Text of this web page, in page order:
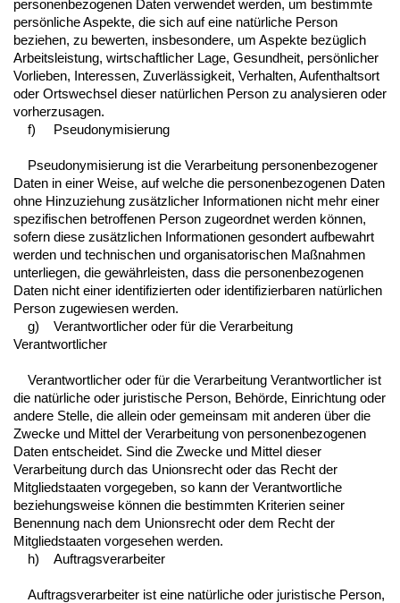
personenbezogenen Daten verwendet werden, um bestimmte
persönliche Aspekte, die sich auf eine natürliche Person
beziehen, zu bewerten, insbesondere, um Aspekte bezüglich
Arbeitsleistung, wirtschaftlicher Lage, Gesundheit, persönlicher
Vorlieben, Interessen, Zuverlässigkeit, Verhalten, Aufenthaltsort
oder Ortswechsel dieser natürlichen Person zu analysieren oder
vorherzusagen.
f) Pseudonymisierung
Pseudonymisierung ist die Verarbeitung personenbezogener
Daten in einer Weise, auf welche die personenbezogenen Daten
ohne Hinzuziehung zusätzlicher Informationen nicht mehr einer
spezifischen betroffenen Person zugeordnet werden können,
sofern diese zusätzlichen Informationen gesondert aufbewahrt
werden und technischen und organisatorischen Maßnahmen
unterliegen, die gewährleisten, dass die personenbezogenen
Daten nicht einer identifizierten oder identifizierbaren natürlichen
Person zugewiesen werden.
g) Verantwortlicher oder für die Verarbeitung
Verantwortlicher
Verantwortlicher oder für die Verarbeitung Verantwortlicher ist
die natürliche oder juristische Person, Behörde, Einrichtung oder
andere Stelle, die allein oder gemeinsam mit anderen über die
Zwecke und Mittel der Verarbeitung von personenbezogenen
Daten entscheidet. Sind die Zwecke und Mittel dieser
Verarbeitung durch das Unionsrecht oder das Recht der
Mitgliedstaaten vorgegeben, so kann der Verantwortliche
beziehungsweise können die bestimmten Kriterien seiner
Benennung nach dem Unionsrecht oder dem Recht der
Mitgliedstaaten vorgesehen werden.
h) Auftragsverarbeiter
Auftragsverarbeiter ist eine natürliche oder juristische Person,